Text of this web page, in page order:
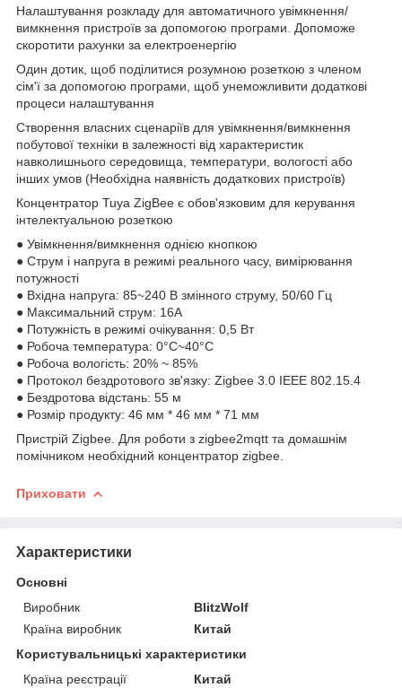
Налаштування розкладу для автоматичного увімкнення/
вимкнення пристроїв за допомогою програми. Допоможе
скоротити рахунки за електроенергію
Один дотик, щоб поділитися розумною розеткою з членом
сім'ї за допомогою програми, щоб унеможливити додаткові
процеси налаштування
Створення власних сценаріїв для увімкнення/вимкнення
побутової техніки в залежності від характеристик
навколишнього середовища, температури, вологості або
інших умов (Необхідна наявність додаткових пристроїв)
Концентратор Tuya ZigBee є обов'язковим для керування
інтелектуальною розеткою
● Увімкнення/вимкнення однією кнопкою
● Струм і напруга в режимі реального часу, вимірювання
потужності
● Вхідна напруга: 85~240 В змінного струму, 50/60 Гц
● Максимальний струм: 16А
● Потужність в режимі очікування: 0,5 Вт
● Робоча температура: 0°C~40°C
● Робоча вологість: 20% ~ 85%
● Протокол бездротового зв'язку: Zigbee 3.0 IEEE 802.15.4
● Бездротова відстань: 55 м
● Розмір продукту: 46 мм * 46 мм * 71 мм
Пристрій Zigbee. Для роботи з zigbee2mqtt та домашнім
помічником необхідний концентратор zigbee.
Приховати
Характеристики
Основні
Виробник
BlitzWolf
Країна виробник
Китай
Користувальницькі характеристики
Країна реєстрації
Китай